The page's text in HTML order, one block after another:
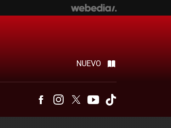
NUEVO
FacebookInstagram
Twitter Youtube